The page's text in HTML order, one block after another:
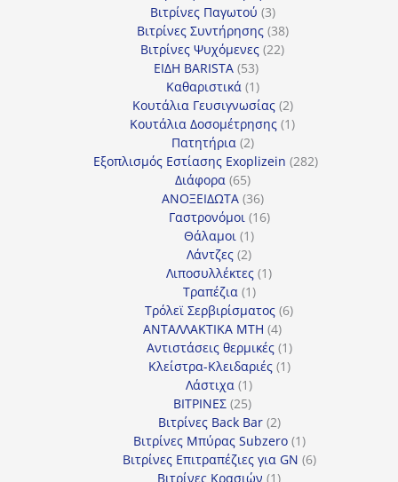
προϊόντα
Βιτρίνες Παγωτού 33
προϊόντα
Βιτρίνες Συντήρησης 3838
προϊόντα
Βιτρίνες Ψυχόμενες 2222
ΕΙΔΗ BARISTA 5353
προϊόντα
Καθαριστικά 11
προϊόν
Κουτάλια Γευσιγνωσίας 22
προϊόντα
Κουτάλια Δοσομέτρησης 11
Πατητήρια 22
προϊόντα
Εξοπλισμός Εστίασης Exoplizein 282282
Διάφορα 6565
προϊόντα
ΑΝΟΞΕΙΔΩΤΑ 3636
προϊόντα
Γαστρονόμοι 1616
Θάλαμοι 11
προϊόν
Λάντζες 22
προϊόντα
Λιποσυλλέκτες 11
Τραπέζια 11
προϊόν
Τρόλεϊ Σερβιρίσματος 66
ΑΝΤΑΛΛΑΚΤΙΚΑ MTH 44
προϊόντα
Αντιστάσεις θερμικές 11
προϊόν
Κλείστρα-Κλειδαριές 11
Λάστιχα 11
προϊόν
ΒΙΤΡΙΝΕΣ 2525
προϊόντα
Βιτρίνες Back Bar 22
προϊόντα
Βιτρίνες Mπύρας Subzero 11
προϊόν
Βιτρίνες Επιτραπέζιες για GN 66
Βιτρίνες Κρασιών 11